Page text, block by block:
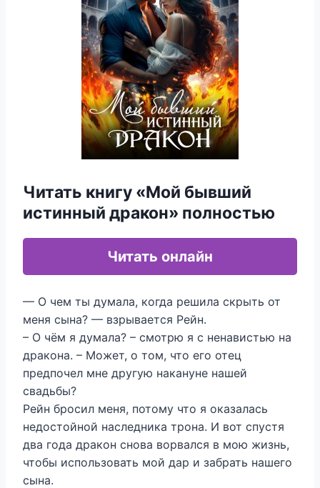
Читать книгу «Мой бывший
истинный дракон» полностью
Читать онлайн
— О чем ты думала, когда решила скрыть от
меня сына? — взрывается Рейн.
– О чём я думала? – смотрю я с ненавистью на
дракона. – Может, о том, что его отец
предпочел мне другую накануне нашей
свадьбы?
Рейн бросил меня, потому что я оказалась
недостойной наследника трона. И вот спустя
два года дракон снова ворвался в мою жизнь,
чтобы использовать мой дар и забрать нашего
сына.